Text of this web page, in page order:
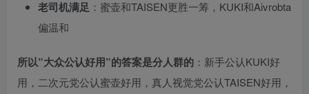
老司机满足 ：蜜壶和TAISEN更胜一筹，KUKI和Aivrobta
偏温和
所以”大众公认好用”的答案是分人群的 ：新手公认KUKI好
用，二次元党公认蜜壶好用，真人视觉党公认TAISEN好用，